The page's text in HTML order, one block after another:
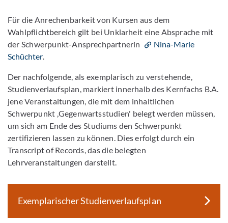
Für die Anrechenbarkeit von Kursen aus dem
Wahlpflichtbereich gilt bei Unklarheit eine Absprache mit
der Schwerpunkt-Ansprechpartnerin
Nina-Marie
Schüchter.
Der nachfolgende, als exemplarisch zu verstehende,
Studienverlaufsplan, markiert innerhalb des Kernfachs B.A.
jene Veranstaltungen, die mit dem inhaltlichen
Schwerpunkt ,Gegenwartsstudien' belegt werden müssen,
um sich am Ende des Studiums den Schwerpunkt
zertifizieren lassen zu können. Dies erfolgt durch ein
Transcript of Records, das die belegten
Lehrveranstaltungen darstellt.
Exemplarischer Studienverlaufsplan